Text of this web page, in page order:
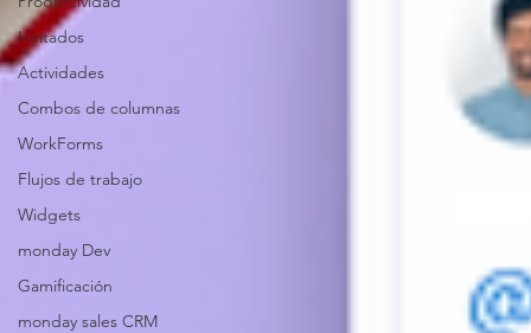
Invitados
Actividades
Combos de columnas
WorkForms
Flujos de trabajo
Widgets
monday Dev
Gamificación
monday sales CRM